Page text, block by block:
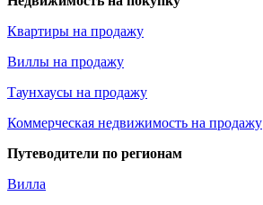
Квартиры на продажу
Виллы на продажу
Таунхаусы на продажу
Коммерческая недвижимость на продажу
Путеводители по регионам
Вилла